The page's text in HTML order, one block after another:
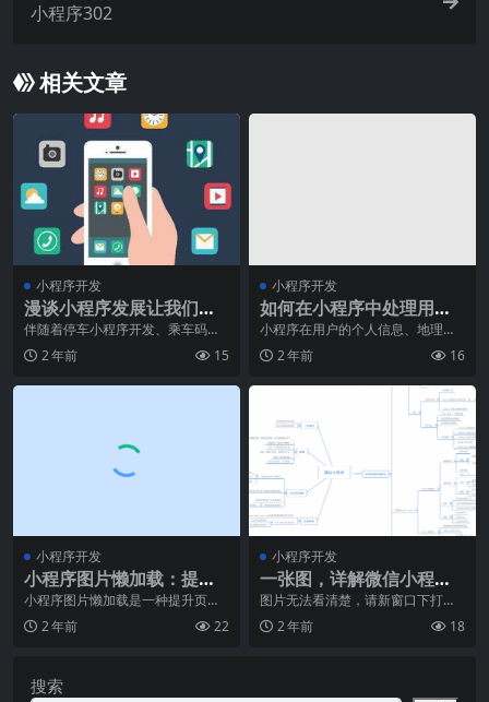
小程序302
相关文章
小程序开发
漫谈小程序发展让我们的
开发创业多了选择
伴随着停车小程序开发、乘车码这
类小程序开发的普及化，客户线上
情景的时候会根据扫二
2 年前 15
小程序开发
如何在小程序中处理用户
的授权？
小程序在用户的个人信息、地理位
置等方面需要进行授权才能正常运
行，如何在处理用户授
2 年前 16
小程序开发
小程序图片懒加载：提升
页面性能
小程序图片懒加载是一种提升页面
性能的技术，通过在页面加载时先
只加载可见区域内的图
2 年前 22
小程序开发
一张图，详解微信小程序
逻辑层、视图层及逻辑管
理
图片无法看清楚，请新窗口下打开
再行放大
2 年前 18
搜索